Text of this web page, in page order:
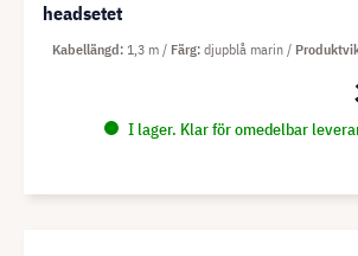
headsetet
I lager. Klar för omedelbar
Kabellängd 1,3 m Färg djupblå marin